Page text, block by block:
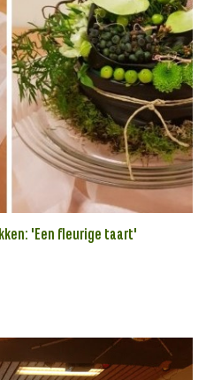
'Een fleurige taart'